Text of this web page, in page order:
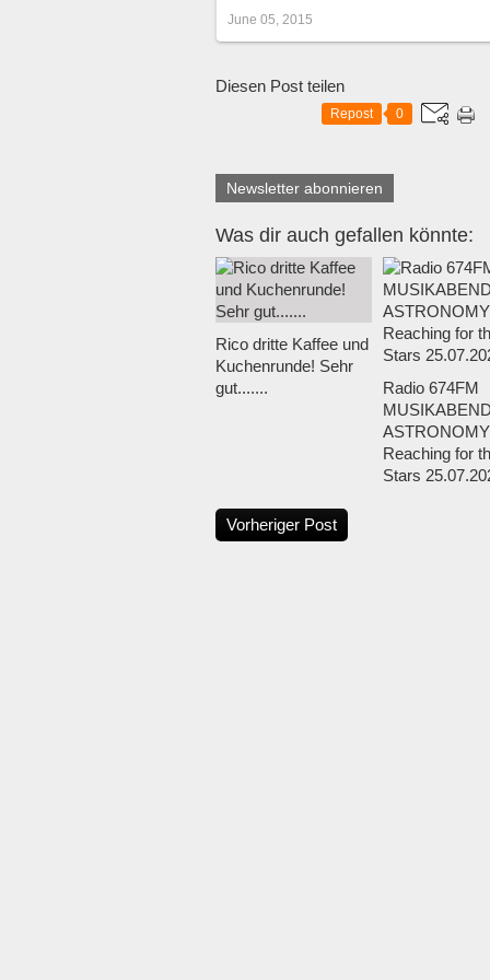
June 05, 2015
Diesen Post teilen
Repost 0
Newsletter abonnieren
Was dir auch gefallen könnte:
Rico dritte Kaffee und
Kuchenrunde! Sehr
gut.......
Radio 674FM
Reaching for
Stars
Vorheriger Post